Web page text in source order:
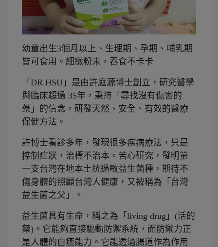
幼童出生3個月以上、生理期、孕期、哺乳期
皆可食用。細緻粉末，吞食不卡卡
「DR.HSU」是由許庭源博士創立，研究醫學
與臨床超過 35年，秉持「尋找沒有傷害的
藥」的信念，研發天然、安全、有效的醫療
保健方法。
許博士看診多年，發現很多疾病療法，只是
控制症狀，治標不治本。苦心研究，發明第
一支台灣在地本土抗過敏益生菌種，期待不
傷身體的照顧台灣人健康，又被稱為「台灣
益生菌之父」。
益生菌具有生命，稱之為「living drug」(活的
藥)。它能夠直接驅動防禦系統，而防禦力正
是人體的自癒能力。它能透過腸道作為作用